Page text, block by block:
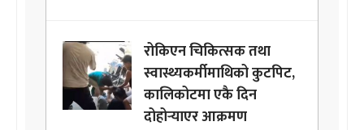
रोकिएन चिकित्सक तथा
स्वास्थ्यकर्मीमाथिको कुटपिट,
कालिकोटमा एकै दिन
दोहोर्‍याएर आक्रमण